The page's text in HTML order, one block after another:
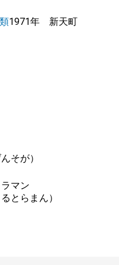
1971年 新天町
そが）
マン
とらまん）